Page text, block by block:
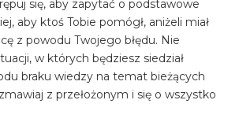
się, aby zapytać o podstawowe
aby ktoś Tobie pomógł, aniżeli miał
z powodu Twojego błędu. Nie
w których będziesz siedział
braku wiedzy na temat bieżących
z przełożonym i się o wszystko